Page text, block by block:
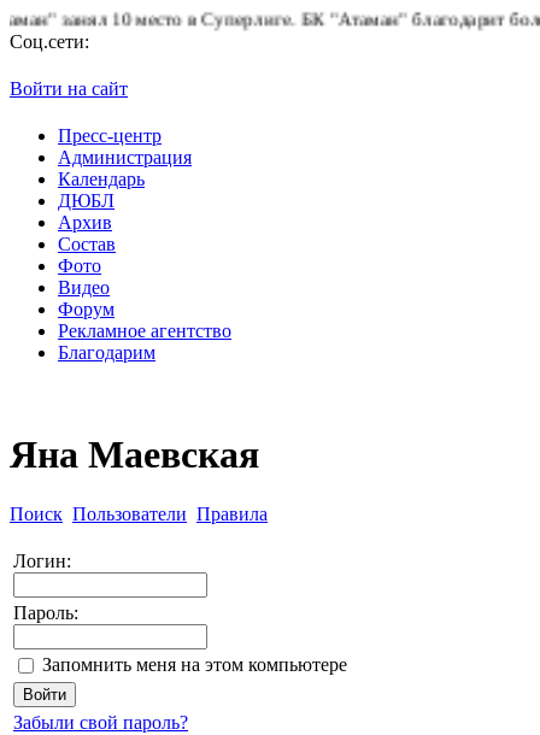
занял 10 место в Суперлиге.БК "Атаман" благодарит
Соц.сети:
Войти на сайт
Пресс-центр
Администрация
Календарь
ДЮБЛ
Архив
Состав
Фото
Видео
Форум
Рекламное агентство
Благодарим
Яна Маевская
Поиск Пользователи Правила
Логин:
Пароль:
Запомнить меня на этом компьютере
Забыли свой пароль?